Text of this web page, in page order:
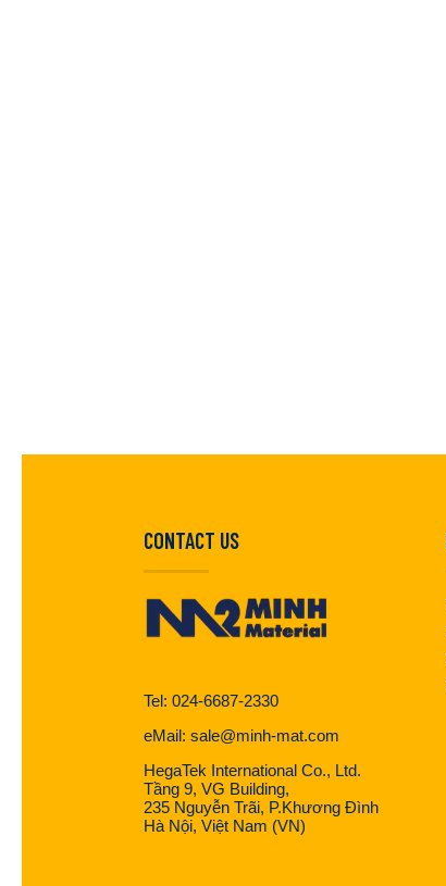
CONTACT US
Tel: 024-6687-2330
eMail: sale@minh-mat.com
HegaTek International Co., Ltd.
Tầng 9, VG Building,
235 Nguyễn Trãi, P.Khương Đình
Hà Nội, Việt Nam (VN)